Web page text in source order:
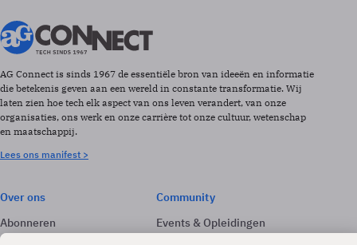
AG Connect is sinds 1967 de essentiële bron van ideeën en informatie
die betekenis geven aan een wereld in constante transformatie. Wij
laten zien hoe tech elk aspect van ons leven verandert, van onze
organisaties, ons werk en onze carrière tot onze cultuur, wetenschap
en maatschappij.
Lees ons manifest >
Over ons
Abonneren
Adverteren
Community
Events & Opleidingen